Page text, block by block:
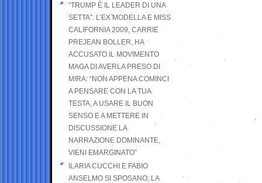
“TRUMP È IL LEADER DI UNA
SETTA”. L’EX MODELLA E MISS
CALIFORNIA 2009, CARRIE
PREJEAN BOLLER, HA
ACCUSATO IL MOVIMENTO
MAGA DI AVERLA PRESO DI
MIRA: “NON APPENA COMINCI
A PENSARE CON LA TUA
TESTA, A USARE IL BUON
SENSO E A METTERE IN
DISCUSSIONE LA
NARRAZIONE DOMINANTE,
VIENI EMARGINATO”
ILARIA CUCCHI E FABIO
ANSELMO SI SPOSANO; LA